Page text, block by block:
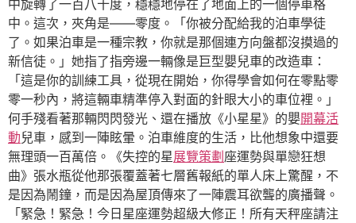
中旋轉了一百八十度，穩穩地停在了地面上的一個停車格
中。這次，夾角是——零度。「你被分配給我的泊車學徒
了。如果泊車是一種宗教，你就是那個連方向盤都沒摸過的
新信徒。」她指了指旁邊一輛像是巨型嬰兒車的改造車：
「這是你的訓練工具，從現在開始，你得學會如何在零點零
零一秒內，將這輛車精準停入對面的針眼大小的車位裡。」
何手殘看著那輛閃閃發光、還在播放《小星星》的嬰開幕活
動兒車，感到一陣眩暈。泊車維度的生活，比他想象中還要
無理頭一百萬倍。《失控的星展覽策劃 座運勢與單戀狂想
曲》張水瓶從他那張覆蓋著七層舊報紙的單人床上驚醒，不
是因為鬧鐘，而是因為屋頂傳來了一陣震耳欲聾的廣播聲。
「緊急！緊急！今日星座運勢超級大修正！所有天秤座請注